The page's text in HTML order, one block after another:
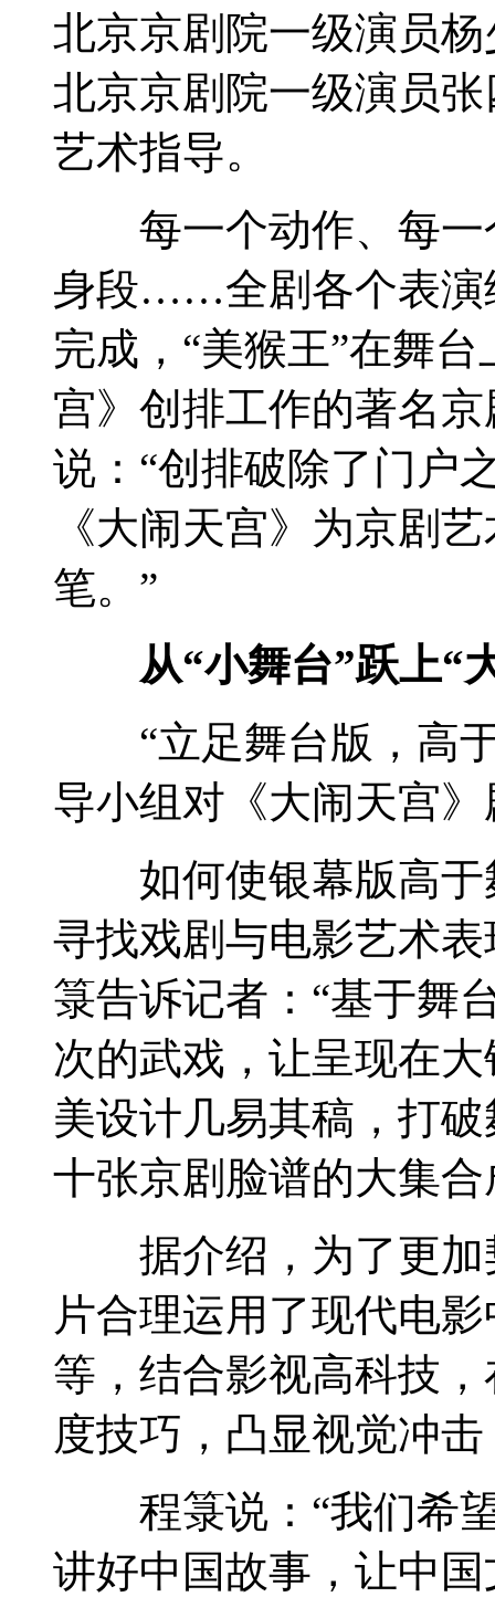
北京京剧院一级演员
北京京剧院一级演员
艺术指导。
每一个动作、每一
身段……全剧各个表演
完成，“美猴王”在舞
宫》创排工作的著名
说：“创排破除了门户
《大闹天宫》为京剧
笔。”
从“小舞台”跃上“
“立足舞台版，高于
导小组对《大闹天宫
如何使银幕版高于
寻找戏剧与电影艺术
箓告诉记者：“基于舞
次的武戏，让呈现在
美设计几易其稿，打
十张京剧脸谱的大集
据介绍，为了更加
片合理运用了现代电
等，结合影视高科技
度技巧，凸显视觉冲
程箓说：“我们希望
讲好中国故事，让中